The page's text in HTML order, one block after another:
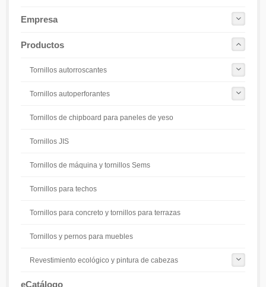
Empresa
Productos
Tornillos autorroscantes
Tornillos autoperforantes
Tornillos de chipboard para paneles de yeso
Tornillos JIS
Tornillos de máquina y tornillos Sems
Tornillos para techos
Tornillos para concreto y tornillos para terrazas
Tornillos y pernos para muebles
Revestimiento ecológico y pintura de cabezas
eCatálogo